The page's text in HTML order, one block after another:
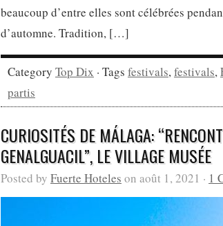
beaucoup d’entre elles sont célébrées
d’automne. Tradition, […]
Category Top Dix · Tags festivals,festivals,
partis
CURIOSITÉS DE MÁLAGA:
GENALGUACIL”, LE VILLAGE MUSÉE
Posted by Fuerte Hoteles on août 1, 2021 · 1